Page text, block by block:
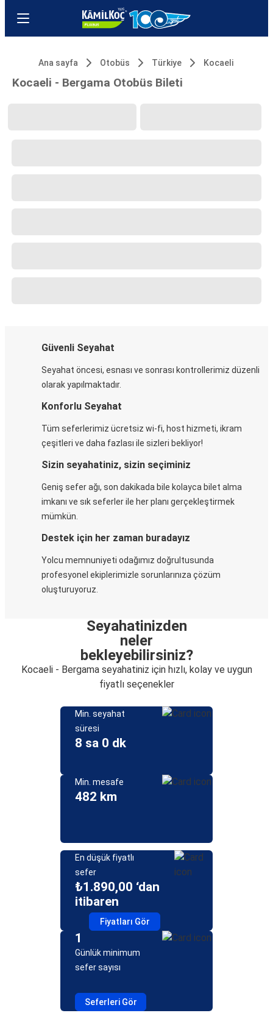
Ana sayfa Otobüs Türkiye Kocaeli
Kocaeli - Bergama Otobüs Bileti
Güvenli Seyahat
Seyahat öncesi, esnası ve sonrası kontrollerimiz düzenli
olarak yapılmaktadır.
Konforlu Seyahat
Tüm seferlerimiz ücretsiz wi-fi, host hizmeti, ikram
çeşitleri ve daha fazlası ile sizleri bekliyor!
Sizin seyahatiniz, sizin seçiminiz
Geniş sefer ağı, son dakikada bile kolayca bilet alma
imkanı ve sık seferler ile her planı gerçekleştirmek
mümkün.
Destek için her zaman buradayız
Yolcu memnuniyeti odağımız doğrultusunda
profesyonel ekiplerimizle sorunlarınıza çözüm
oluşturuyoruz.
Seyahatinizden
neler
bekleyebilirsiniz?
Kocaeli - Bergama seyahatiniz için hızlı, kolay ve uygun
fiyatlı seçenekler
Min. seyahat
süresi
8 sa 0 dk
Min. mesafe
482 km
En düşük fiyatlı
sefer
₺1.890,00 ‘dan
itibaren
Fiyatları Gör
1
Günlük minimum
sefer sayısı
Seferleri Gör